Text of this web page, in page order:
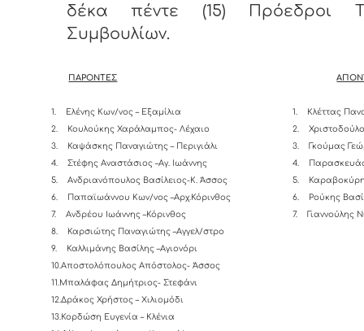
δέκα πέντε (15) Πρόεδροι
Συμβουλίων.
ΠΑΡΟΝΤΕΣ
1.
Ελένης Κων/νος – Εξαμίλια
2.
Κουλούκης Χαράλαμπος- Λέχαιο
3.
Καψάσκης Παναγιώτης – Περιγιάλι
4.
Στέφης Αναστάσιος –Αγ. Ιωάννης
5.
Ανδριανόπουλος Βασίλειος-K. Άσσος
6.
Παπαϊωάννου Κων/νος –Αρχ.Κόρινθος
7.
Ανδρέου Ιωάννης –Κόρινθος
8.
Καρσιώτης Παναγιώτης –Αγγελ/στρο
9.
Καλλιμάνης Βασίλης –Αγιονόρι
10.Αποστολόπουλος Απόστολος- Άσσος
11.Μπαλάφας Δημήτριος- Στεφάνι
12.Δράκος Χρήστος – Χιλιομόδι
13.Κορδώση Ευγενία – Κλένια
1.
Κλέττας
2.
3.
Γκούμας
4.
5.
6.
Ρούκης
7.
Γιαννούλης